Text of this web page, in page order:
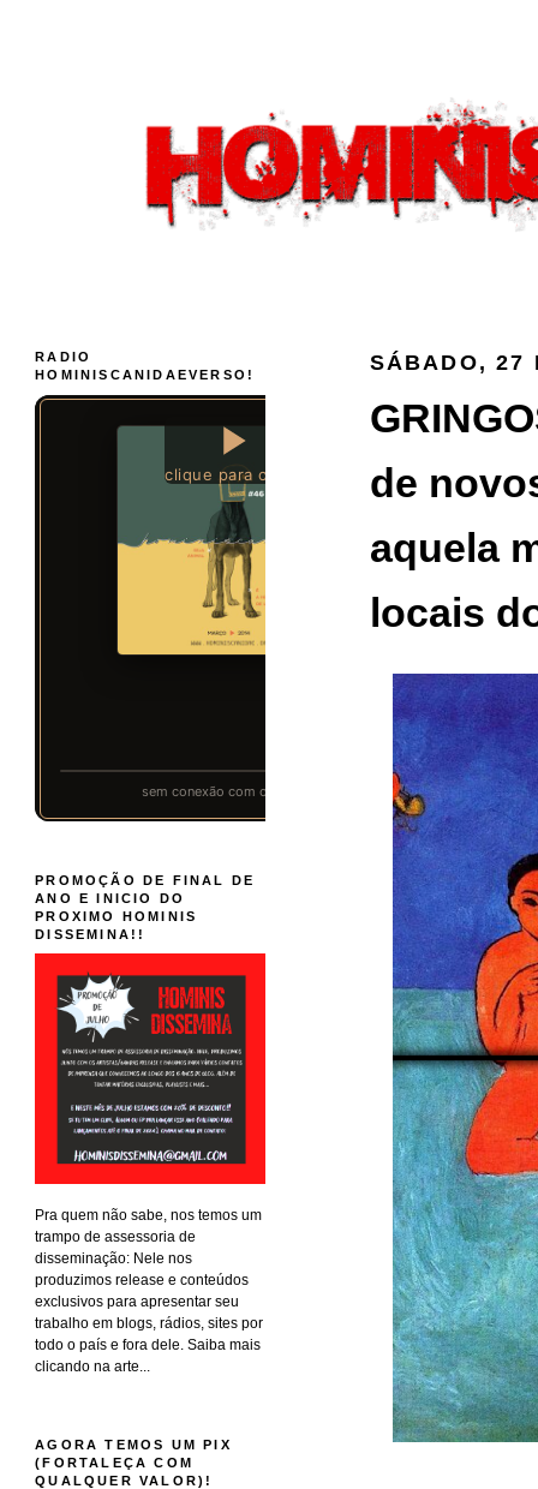
SÁBADO, 27
de
aquela
locais
RADIO
HOMINISCANIDAEVERSO!
PROMOÇÃO DE FINAL DE
ANO E INICIO DO
PROXIMO HOMINIS
DISSEMINA!!
Pra quem não sabe, nos temos um
trampo de assessoria de
disseminação: Nele nos
produzimos release e conteúdos
exclusivos para apresentar seu
trabalho em blogs, rádios, sites por
todo o país e fora dele. Saiba mais
clicando na arte...
AGORA TEMOS UM PIX
(FORTALEÇA COM
QUALQUER VALOR)!